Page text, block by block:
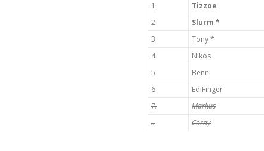
1. Tizzoe
2.
Slurm *
3.
Tony *
4.
Nikos
5.
Benni
6.
EdiFinger
7.
Markus
..
Corny